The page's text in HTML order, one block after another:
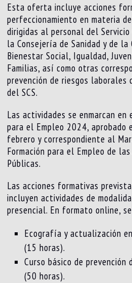
Esta oferta incluye acciones
perfeccionamiento en materia
dirigidas al personal del
la Consejería de Sanidad y de la
Bienestar Social, Igualdad,
Familias, así como otras
prevención de riesgos laborales
del SCS.
Las actividades se enmarcan en
para el Empleo 2024, aprobado
febrero y correspondiente al
Formación para el Empleo de
Públicas.
Las acciones formativas
incluyen actividades de
presencial. En formato online,
Ecografía y actualización
(15 horas).
Curso básico de prevención
(50 horas).